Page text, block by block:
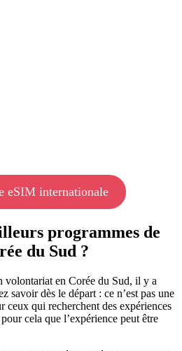
eSIM internationale
programmes de
du Sud ?
volontariat en Corée du Sud, il y a
savoir dès le départ : ce n’est pas une
ceux qui recherchent des expériences
cela que l’expérience peut être